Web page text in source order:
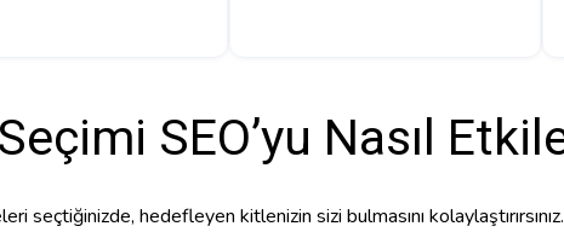
SEO’yu Nasıl
seçtiğinizde, hedefleyen kitlenizin sizi bulmasını